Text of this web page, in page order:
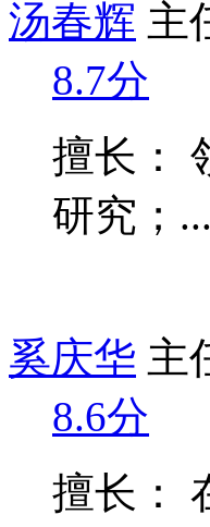
汤春辉 主
8.7分
擅长：
研究；...
奚庆华 主
8.6分
擅长：